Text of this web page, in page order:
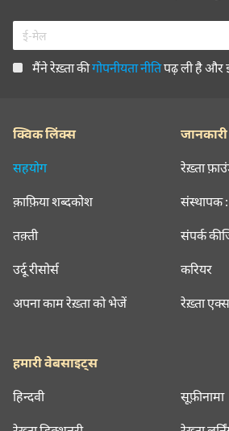
मैंने रेख़्ता कीगोपनीयता नीतिपढ़ ली है और
क्विक लिंक्स
सहयोग
क़ाफ़िया शब्दकोश
तक़्ती
उर्दू रीसोर्स
अपना काम रेख़्ता को भेजें
जानकारी
रेख़्ता
संस्थापक
संपर्क
करियर
रेख़्ता
हमारी वेबसाइट्स
हिन्दवी सूफ़ीनामा